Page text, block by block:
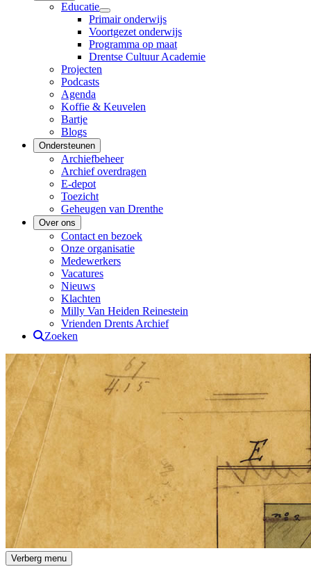
Educatie
Primair onderwijs
Voortgezet onderwijs
Programma op maat
Drentse Cultuur Academie
Projecten
Podcasts
Agenda
Koffie & Keuvelen
Bartje
Blogs
Ondersteunen
Archiefbeheer
Archief overdragen
E-depot
Toezicht
Geheugen van Drenthe
Over ons
Contact en bezoek
Onze organisatie
Medewerkers
Vacatures
Nieuws
Klachten
Milly Van Heiden Reinestein
Vrienden Drents Archief
Zoeken
Drents Archief
Verberg menu